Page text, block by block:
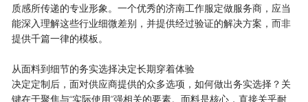
质感所传递的专业形象。一个优秀的济南工作服定做服务商，应当
能深入理解这些行业细微差别，并提供经过验证的解决方案，而非
提供千篇一律的模板。
从面料到细节的务实选择决定长期穿着体验
决定定制后，面对供应商提供的众多选项，如何做出务实选择？关
键在于聚焦与“实际使用”强相关的要素。面料是核心，直接关乎耐